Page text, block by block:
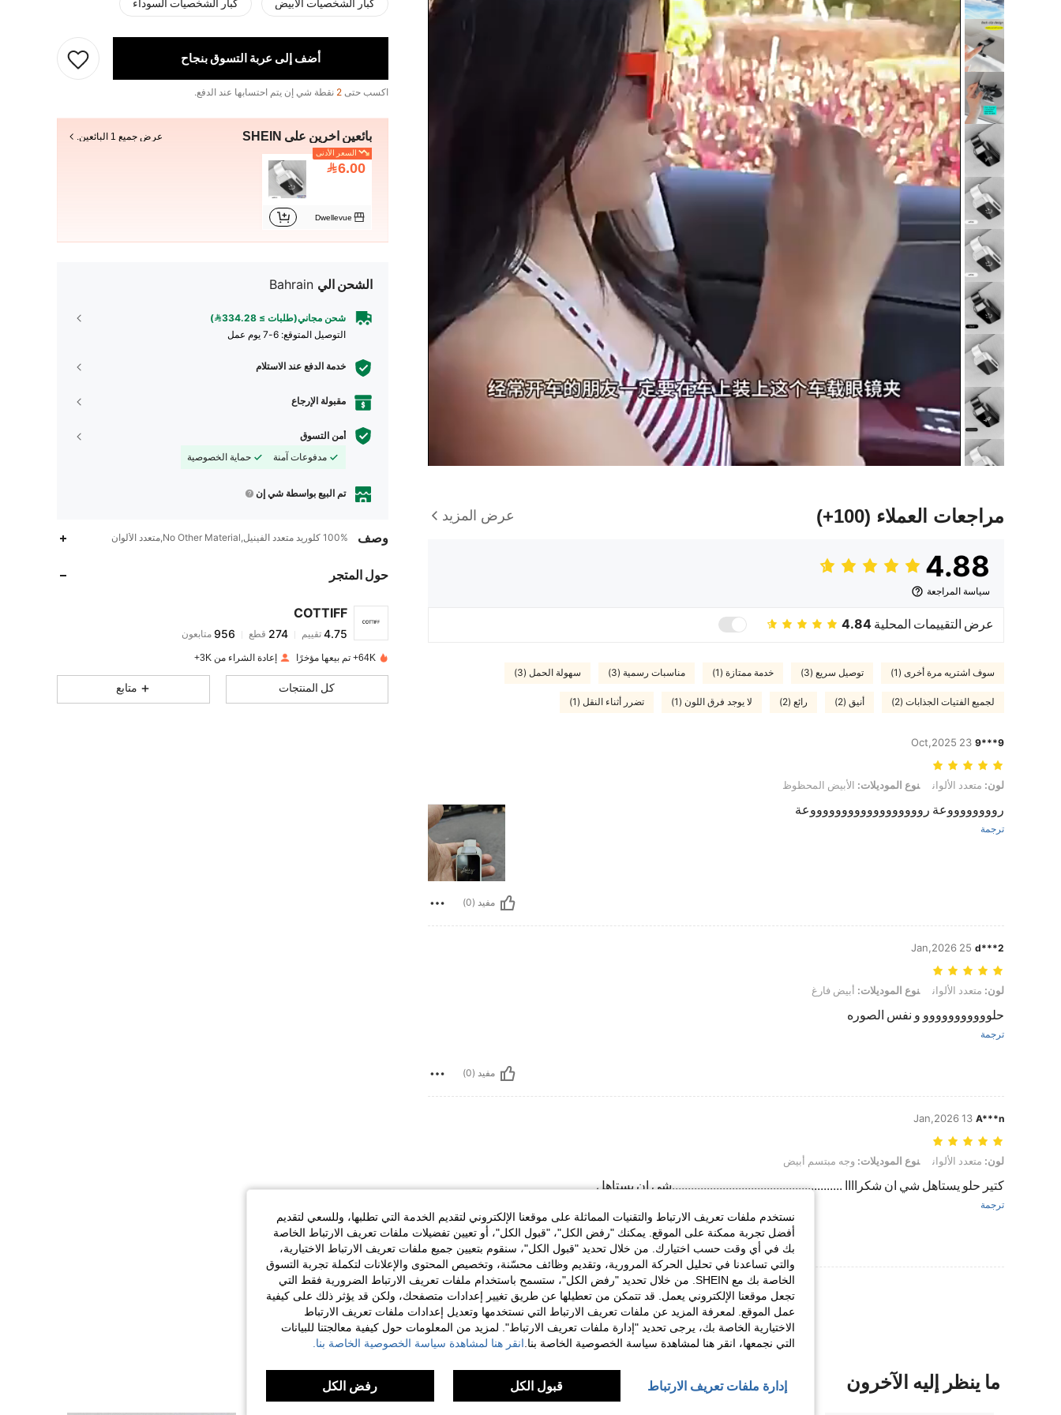
مراجعات العملاء (100+) عرض المزيد
4.88
سياسة المراجعة
عرض التقييمات المحلية 4.84
سوف اشتريه مرة أخرى (1) توصيل سريع (3) خدمة ممتازة (1) مناسبات رسمية (3) سهولة الحمل (3)
لجميع الفتيات الجذابات (2) أنيق (2) رائع (2) لا يوجد فرق اللون (1) تضرر أثناء النقل (1)
9***9
23 Oct,2025
لون: متعدد الألوان, نوع الموديلات: الأبيض المحظوظ
لون: متعدد الألوان نوع الموديلات: الأبيض المحظوظ
رووووووووعة رووووووووووووووووووعة
ترجمة
مفيد (0)
d***2
25 Jan,2026
لون: متعدد الألوان, نوع الموديلات: أبيض فارغ
لون: متعدد الألوان نوع الموديلات: أبيض فارغ
حلووووووووووو و نفس الصوره
ترجمة
مفيد (0)
A***n
13 Jan,2026
لون: متعدد الألوان, نوع الموديلات: وجه مبتسم أبيض
لون: متعدد الألوان نوع الموديلات: وجه مبتسم أبيض
كتير حلو يستاهل شي ان شكراااا ......................................................شي ان يستاهل
ترجمة
عرض المزيد من المراجعات
كبار الشخصيات الأبيض كبار الشخصيات السوداء
أضف إلى عربة التسوق بنجاح
اكسب حتى 2 نقطة شي إن يتم احتسابها عند الدفع.
بائعين آخرين على SHEIN عرض جميع 1 البائعين.
السعر الأدنى
6.00
Dwellevue
الشحن الي Bahrain
شحن مجاني(طلبات ≥ 334.28)
التوصيل المتوقع: 6-7 يوم عمل
خدمة الدفع عند الاستلام
مقبولة الإرجاع
أمن التسوق
مدفوعات آمنة
حماية الخصوصية
تم البيع بواسطة شي إن
وصف 100% كلوريد متعدد الفينيل,No Other Material,متعدد الألوان
حول المتجر
COTTIFF
4.75
n***r تم دفعمنذ 1 يوم
64K+ تم بيعها مؤخرًا إعادة الشراء من 3K+
كل المنتجات متابع
ما ينظر إليه الآخرون
نستخدم ملفات تعريف الارتباط والتقنيات المماثلة على موقعنا الإلكتروني لتقديم الخدمة التي تطلبها، وللسعي لتقديم
أفضل تجربة ممكنة على الموقع. يمكنك "رفض الكل"، "قبول الكل"، أو تعيين تفضيلات ملفات تعريف الارتباط الخاصة
بك في أي وقت حسب اختيارك. من خلال تحديد "قبول الكل"، سنقوم بتعيين جميع ملفات تعريف الارتباط الاختيارية،
والتي تساعدنا في تحليل الحركة المرورية، وتقديم وظائف محسّنة، وتخصيص المحتوى والإعلانات لتكملة تجربة التسوق
الخاصة بك مع SHEIN. من خلال تحديد "رفض الكل"، ستسمح باستخدام ملفات تعريف الارتباط الضرورية فقط التي
تجعل موقعنا الإلكتروني يعمل. قد تتمكن من تعطيلها عن طريق تغيير إعدادات متصفحك، ولكن قد يؤثر ذلك على كيفية
عمل الموقع. لمعرفة المزيد عن ملفات تعريف الارتباط التي نستخدمها وتعديل إعدادات ملفات تعريف الارتباط
الاختيارية الخاصة بك، يرجى تحديد "إدارة ملفات تعريف الارتباط". لمزيد من المعلومات حول كيفية معالجتنا للبيانات
التي نجمعها، انقر هنا لمشاهدة سياسة الخصوصية الخاصة بنا. انقر هنا لمشاهدة سياسة الخصوصية الخاصة بنا.
إدارة ملفات تعريف الارتباط قبول الكل رفض الكل